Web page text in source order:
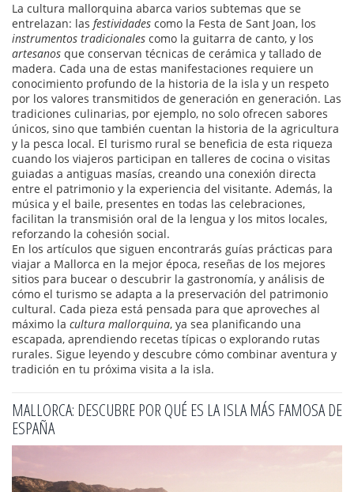
La cultura mallorquina abarca varios subtemas que se
entrelazan: las festividades como la Festa de Sant Joan, los
instrumentos tradicionales como la guitarra de canto, y los
artesanos que conservan técnicas de cerámica y tallado de
madera. Cada una de estas manifestaciones requiere un
conocimiento profundo de la historia de la isla y un respeto
por los valores transmitidos de generación en generación. Las
tradiciones culinarias, por ejemplo, no solo ofrecen sabores
únicos, sino que también cuentan la historia de la agricultura
y la pesca local. El turismo rural se beneficia de esta riqueza
cuando los viajeros participan en talleres de cocina o visitas
guiadas a antiguas masías, creando una conexión directa
entre el patrimonio y la experiencia del visitante. Además, la
música y el baile, presentes en todas las celebraciones,
facilitan la transmisión oral de la lengua y los mitos locales,
reforzando la cohesión social.
En los artículos que siguen encontrarás guías prácticas para
viajar a Mallorca en la mejor época, reseñas de los mejores
sitios para bucear o descubrir la gastronomía, y análisis de
cómo el turismo se adapta a la preservación del patrimonio
cultural. Cada pieza está pensada para que aproveches al
máximo la cultura mallorquina, ya sea planificando una
escapada, aprendiendo recetas típicas o explorando rutas
rurales. Sigue leyendo y descubre cómo combinar aventura y
tradición en tu próxima visita a la isla.
MALLORCA: DESCUBRE POR QUÉ ES LA ISLA MÁS FAMOSA DE
ESPAÑA